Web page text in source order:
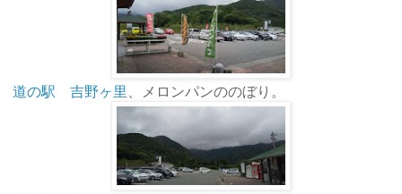
道の駅 吉野ヶ里 、メロンパンののぼり。